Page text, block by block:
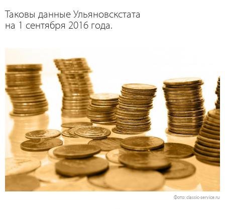
Таковы данные Ульяновскстата
на 1 сентября 2016 года.
Фото: classic-service.ru